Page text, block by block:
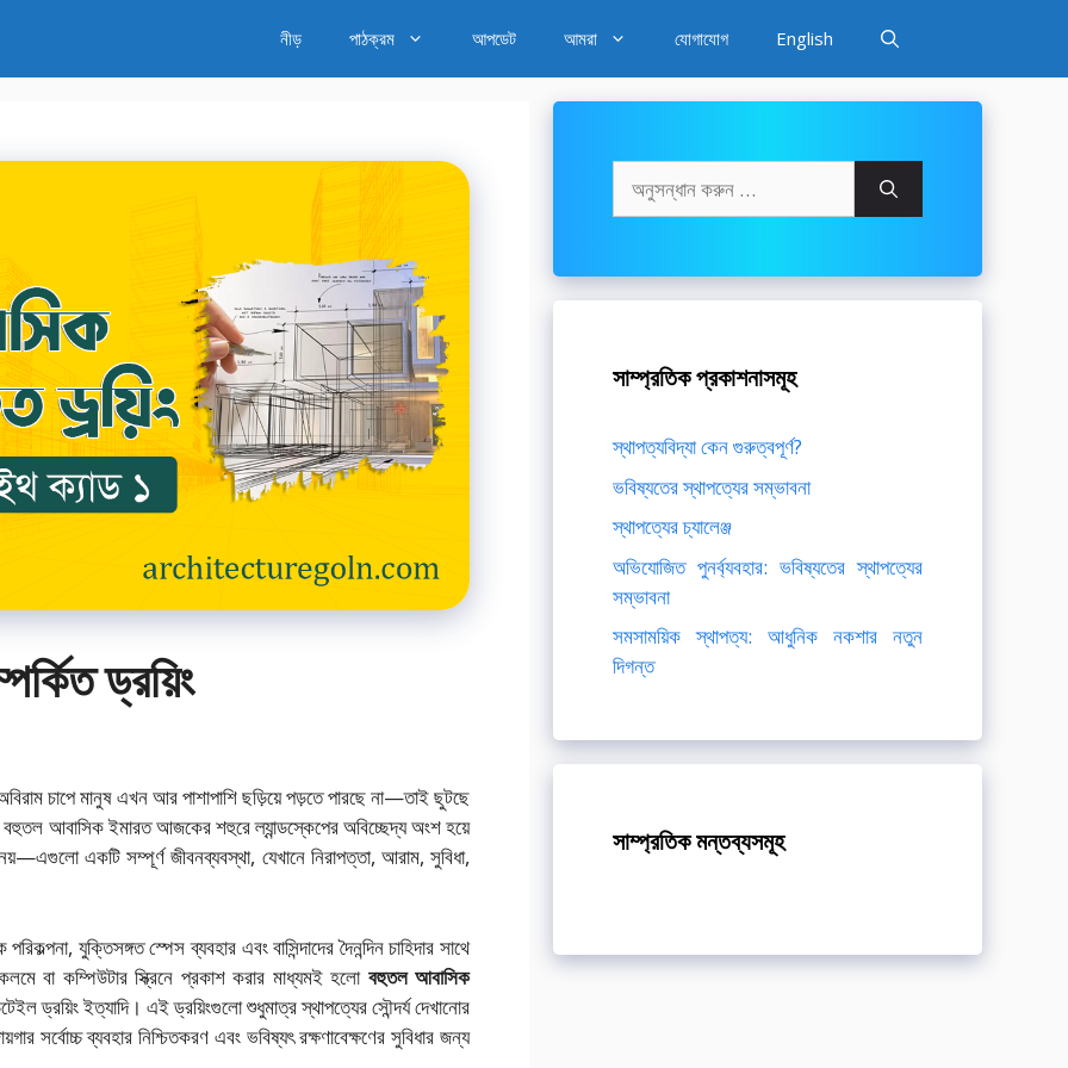
নীড় পাঠক্রম আপডেট আমরা যোগাযোগ English
ড্রয়িং
চাপে মানুষ এখন আর পাশাপাশি ছড়িয়ে পড়তে পারছে না—তাই ছুটছে
বহুতল আবাসিক ইমারত আজকের শহুরে ল্যান্ডস্কেপের অবিচ্ছেদ্য অংশ হয়ে
একটি সম্পূর্ণ জীবনব্যবস্থা, যেখানে নিরাপত্তা, আরাম, সুবিধা,
যুক্তিসঙ্গত স্পেস ব্যবহার এবং বাসিন্দাদের দৈনন্দিন চাহিদার সাথে
বা কম্পিউটার স্ক্রিনে প্রকাশ করার মাধ্যমই হলো বহুতল আবাসিক
ড্রয়িং ইত্যাদি। এই ড্রয়িংগুলো শুধুমাত্র স্থাপত্যের সৌন্দর্য দেখানোর
সর্বোচ্চ ব্যবহার নিশ্চিতকরণ এবং ভবিষ্যৎ রক্ষণাবেক্ষণের সুবিধার জন্য
সাম্প্রতিক প্রকাশনাসমূহ
স্থাপত্যবিদ্যা কেন গুরুত্বপূর্ণ?
ভবিষ্যতের স্থাপত্যের সম্ভাবনা
স্থাপত্যের চ্যালেঞ্জ
অভিযোজিত পুনর্ব্যবহার: ভবিষ্যতের স্থাপত্যের
সম্ভাবনা
সমসাময়িক স্থাপত্য: আধুনিক নকশার নতুন
দিগন্ত
সাম্প্রতিক মন্তব্যসমূহ